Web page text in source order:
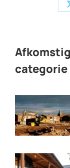
categorie